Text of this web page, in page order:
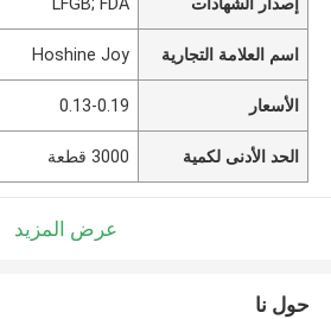
اسم العلامة التجارية Hoshine Joy
الأسعار 0.13-0.19
الحد الأدنى لكمية 3000 قطعة
عرض المزيد
حول نا